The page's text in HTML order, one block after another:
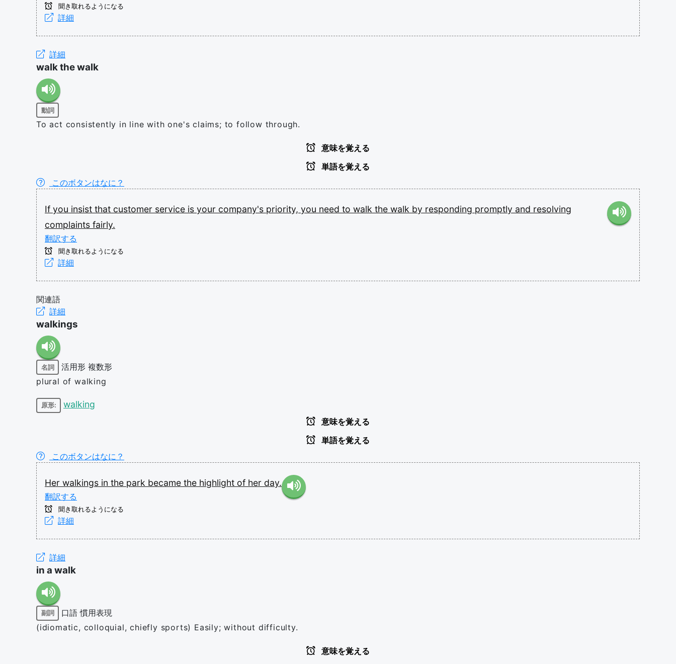
聞き取れるようになる
詳細
詳細
walk the walk
動詞
To act consistently in line with one's claims; to follow through.
意味を覚える
単語を覚える
このボタンはなに？
If you insist that customer service is your company's priority, you need to walk the walk by responding promptly and resolving
complaints fairly.
翻訳する
聞き取れるようになる
詳細
関連語
詳細
walkings
名詞 活用形 複数形
plural of walking
原形: walking
意味を覚える
単語を覚える
このボタンはなに？
Her walkings in the park became the highlight of her day.
翻訳する
聞き取れるようになる
詳細
詳細
in a walk
副詞 口語 慣用表現
(idiomatic, colloquial, chiefly sports) Easily; without difficulty.
意味を覚える